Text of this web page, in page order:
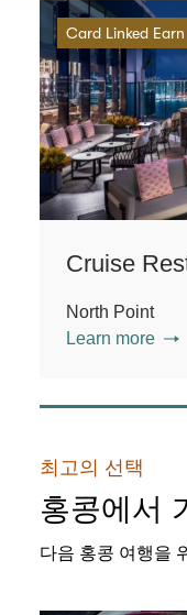
Card Linked Earn
Cruise
North Point
Learn more
최고의 선택
홍콩에서
다음 홍콩 여행을